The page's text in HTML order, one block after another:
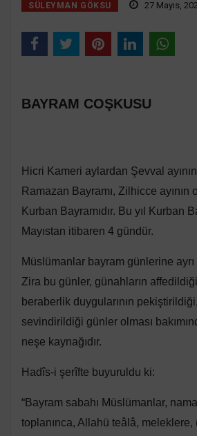
SÜLEYMAN GÖKSU 27 Mayıs,
BAYRAM COŞKUSU
Hicri Kameri aylardan Şevval
Ramazan Bayramı, Zilhicce ayının
Kurban Bayramıdır. Bu yıl Kurban
Mayıstan itibaren 4 gündür.
Müslümanlar bayram günlerine
Zira bu günler, günahların
beraberlik duygularının
sevindirildiği günler olması
neşe kaynağıdır.
Hadîs-i şerîfte buyuruldu ki:
“Bayram sabahı Müslümanlar,
toplanınca, Allahü teâlâ, meleklere,